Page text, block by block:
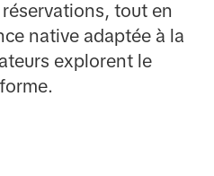
tout en
native adaptée à la
explorent le